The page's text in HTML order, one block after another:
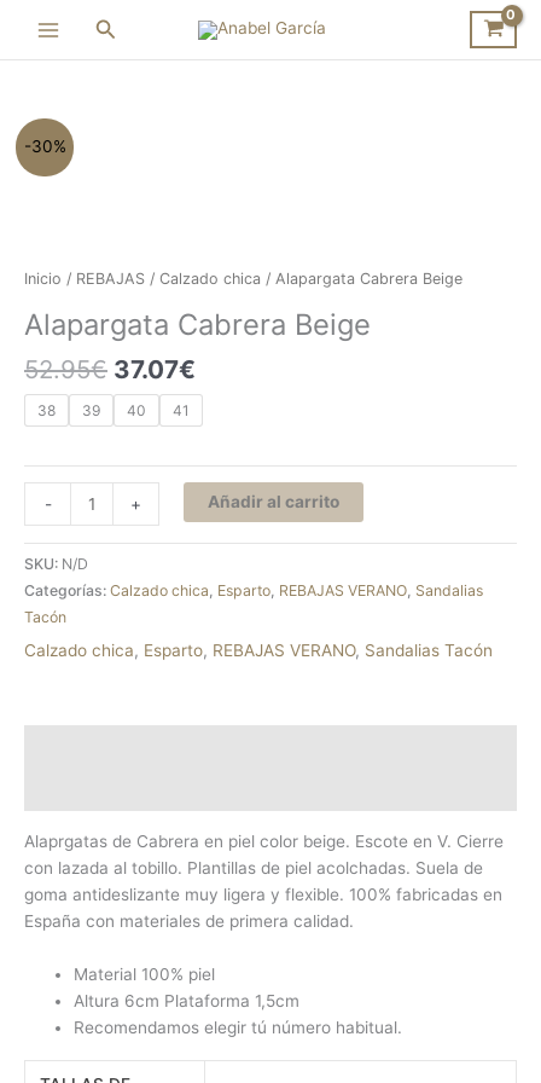
contenido
Buscar
-30%
Inicio / REBAJAS / Calzado chica / Alapargata Cabrera Beige
Alapargata Cabrera Beige
52.95€ 37.07€
38 39 40 41
-
Alapargata
Cabrera
+ Añadir al carrito
SKU: N/D
Categorías: Calzado chica, Esparto, REBAJAS VERANO, Sandalias
Tacón
Calzado chica, Esparto, REBAJAS VERANO, Sandalias Tacón
Alaprgatas de Cabrera en piel color beige. Escote en V. Cierre
con lazada al tobillo. Plantillas de piel acolchadas. Suela de
goma antideslizante muy ligera y flexible. 100% fabricadas en
España con materiales de primera calidad.
Material 100% piel
Altura 6cm Plataforma 1,5cm
Recomendamos elegir tú número habitual.